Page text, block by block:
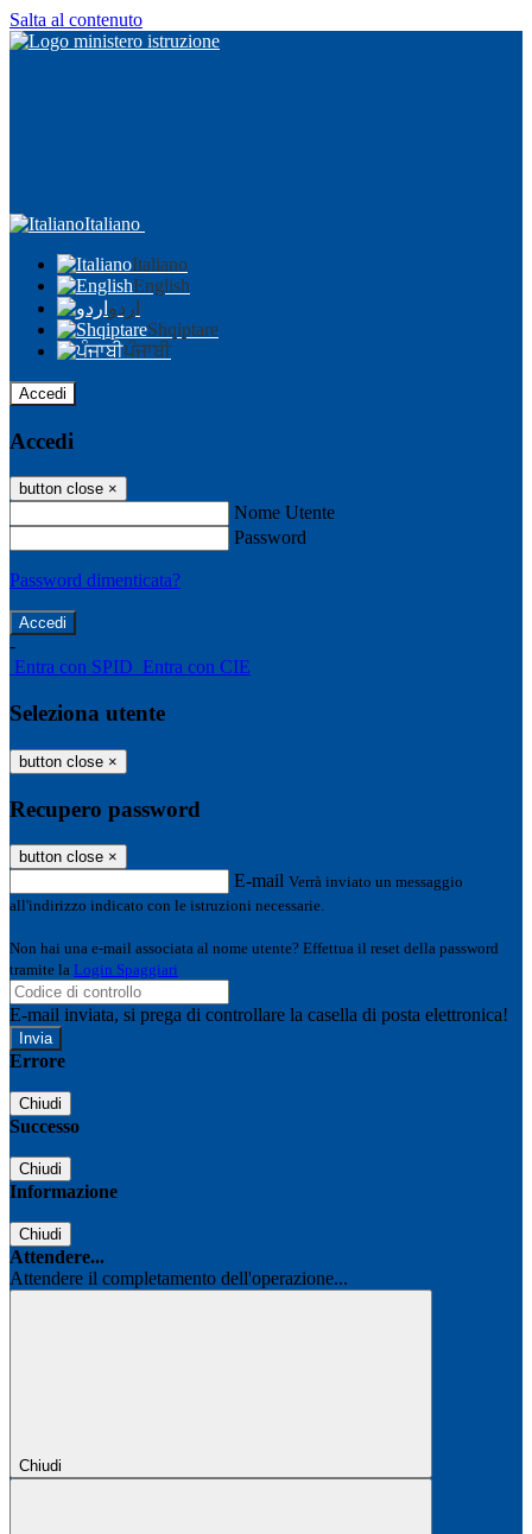
Salta al contenuto
Italiano
Italiano
English
اردو
Shqiptare
ਪੰਜਾਬੀ
Accedi
Accedi
button close ×
Nome Utente
Password
Password dimenticata?
-
Entra con SPID Entra con CIE
Seleziona utente
button close ×
Recupero password
button close ×
E-mail Verrà inviato un messaggio
all'indirizzo indicato con le istruzioni necessarie.
Non hai una e-mail associata al nome utente? Effettua il reset della password
tramite la Login Spaggiari
E-mail inviata, si prega di controllare la casella di posta elettronica!
Errore
Chiudi
Successo
Chiudi
Informazione
Chiudi
Attendere...
Attendere il completamento dell'operazione...
Chiudi